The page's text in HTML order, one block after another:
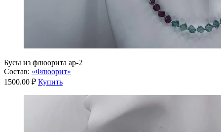
Бусы из флюорита ар-2
Состав: «Флюорит»
1500.00 ₽ Купить